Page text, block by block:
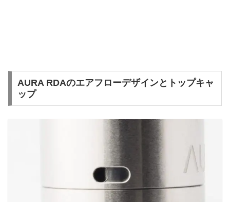
AURA RDAのエアフローデザインとトップキャ
ップ